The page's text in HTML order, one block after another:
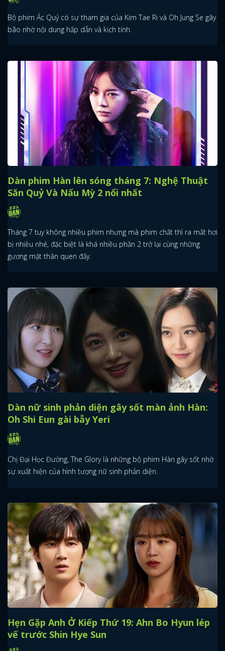
Bộ phim Ác Quỷ có sự tham gia của Kim Tae Ri và Oh Jung Se gây
bão nhờ nội dung hấp dẫn và kịch tính.
Dàn phim Hàn lên sóng tháng 7: Nghệ Thuật
Săn Quỷ Và Nấu Mỳ 2 nổi nhất
Tháng 7 tuy không nhiều phim nhưng mà phim chất thì ra mắt hơi
bị nhiều nhé, đặc biệt là khá nhiều phần 2 trở lại cùng những
gương mặt thân quen đấy.
Dàn nữ sinh phản diện gây sốt màn ảnh Hàn:
Oh Shi Eun gài bẫy Yeri
Chị Đại Học Đường, The Glory là những bộ phim Hàn gây sốt nhờ
sự xuất hiện của hình tượng nữ sinh phản diện.
Hẹn Gặp Anh Ở Kiếp Thứ 19: Ahn Bo Hyun lép
vế trước Shin Hye Sun